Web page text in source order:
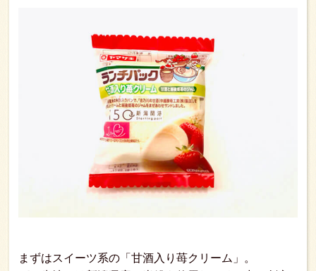
まずはスイーツ系の「 甘酒入り苺クリーム 」。